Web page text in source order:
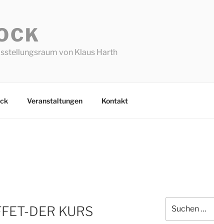
von Klaus Harth
Veranstaltungen Kontakt
DER KURS
nach: